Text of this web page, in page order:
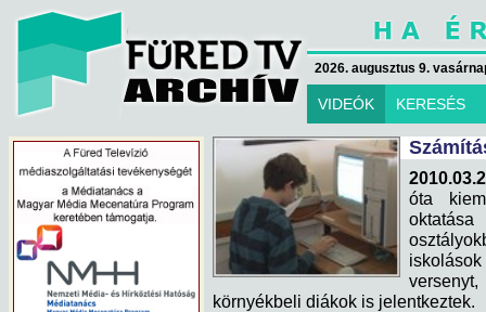
2026. augusztus 9.
VIDEÓK KERESÉS
óta
környékbeli diákok is jelentkeztek.